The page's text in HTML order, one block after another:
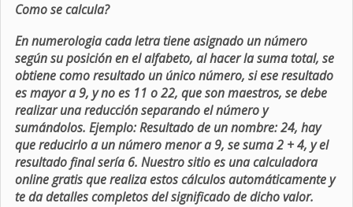
Como se calcula?
En numerologia cada letra tiene asignado un número
según su posición en el alfabeto, al hacer la suma total, se
obtiene como resultado un único número, si ese resultado
es mayor a 9, y no es 11 o 22, que son maestros, se debe
realizar una reducción separando el número y
sumándolos. Ejemplo: Resultado de un nombre: 24, hay
que reducirlo a un número menor a 9, se suma 2 + 4, y el
resultado final sería 6. Nuestro sitio es una calculadora
online gratis que realiza estos cálculos automáticamente y
te da detalles completos del significado de dicho valor.